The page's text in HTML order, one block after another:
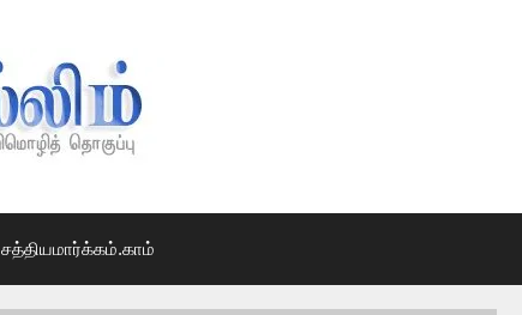
சத்தியமார்க்கம்.காம்